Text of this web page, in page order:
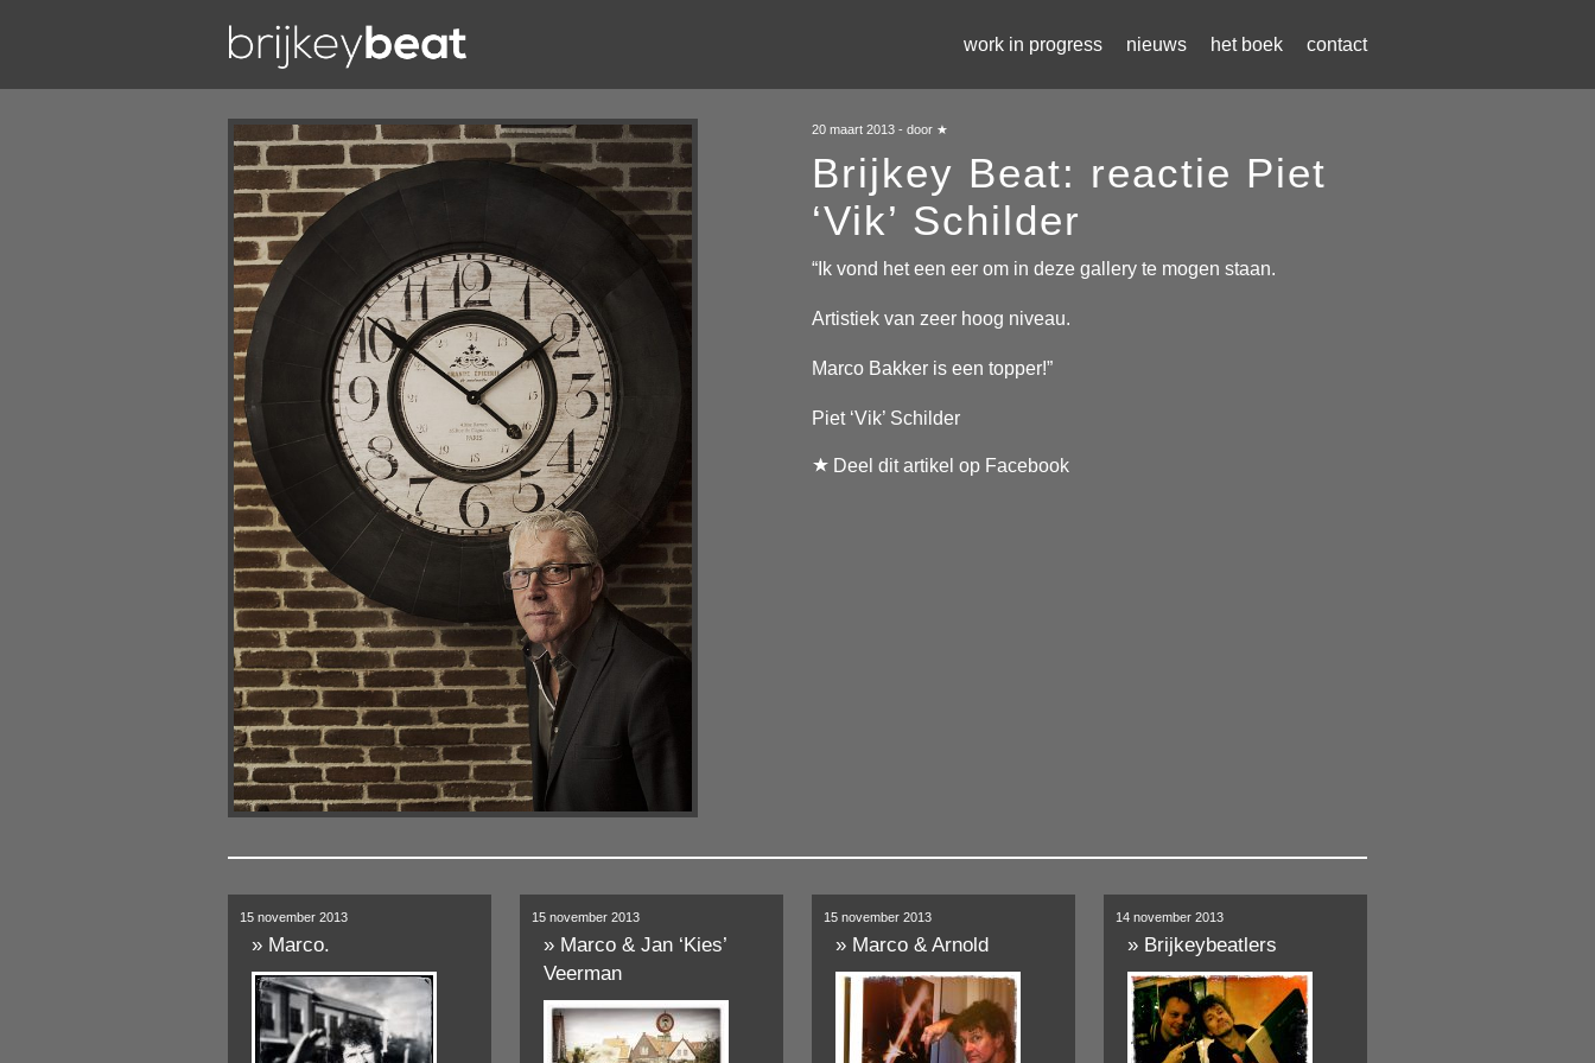
contact
het boek
nieuws
work in progress
20 maart 2013 - door ★
Brijkey Beat: reactie Piet
‘Vik’ Schilder
“Ik vond het een eer om in deze gallery te mogen staan.
Artistiek van zeer hoog niveau.
Marco Bakker is een topper!”
Piet ‘Vik’ Schilder
Deel dit artikel op Facebook
15 november 2013
» Marco.
15 november 2013
» Marco & Jan ‘Kies’
Veerman
15 november 2013
» Marco & Arnold
14 november 2013
» Brijkeybeatlers